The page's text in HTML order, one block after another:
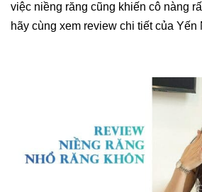
việc niềng răng cũng khiến cô nàng
hãy cùng xem review chi tiết của Yến